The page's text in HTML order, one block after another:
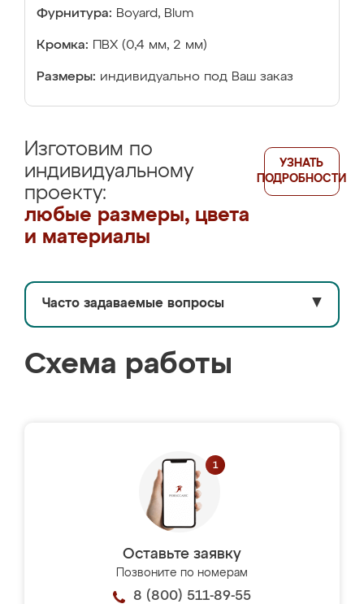
Фурнитура: Boyard, Blum
Кромка: ПВХ (0,4 мм, 2 мм)
Размеры: индивидуально под Ваш заказ
Изготовим по
индивидуальному
проекту:
любые размеры, цвета
и материалы
УЗНАТЬ
ПОДРОБНОСТИ
Часто задаваемые вопросы ▼
Схема работы
Оставьте заявку
Позвоните по номерам
8 (800) 511-89-55